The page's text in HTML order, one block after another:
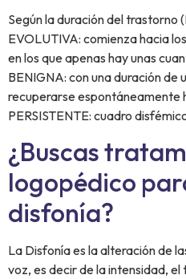
Según la duración del trastorno
EVOLUTIVA: comienza hacia
en los que apenas hay unas
BENIGNA: con una duración de
recuperarse espontáneamente
PERSISTENTE: cuadro
¿Buscas
logopédico
disfonía?
La Disfonía es la alteración de
voz, es decir de la intensidad,